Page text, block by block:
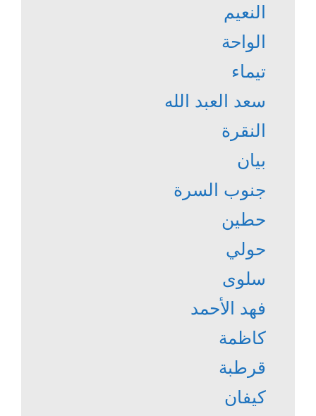
النعيم
الواحة
تيماء
سعد العبد الله
النقرة
بيان
جنوب السرة
حطين
حولي
سلوى
فهد الأحمد
كاظمة
قرطبة
كيفان